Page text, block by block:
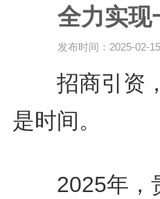
全力实现
发布时间：2025-02-
招商引资，
是时间。
2025年，贵